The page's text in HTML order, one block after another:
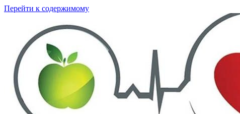
Перейти к содержимому